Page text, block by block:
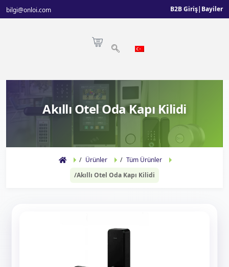
bilgi@onloi.com B2B Giriş| Bayiler
Akıllı Otel Oda Kapı Kilidi
Ürünler
Tüm Ürünler
Akıllı Otel Oda Kapı Kilidi